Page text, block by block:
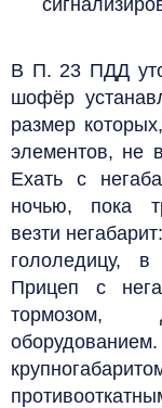
В П. 23 ПДД
шофёр
размер
элементов, не
Ехать с
ночью, пока
везти
гололедицу,
Прицеп с
тормозом,